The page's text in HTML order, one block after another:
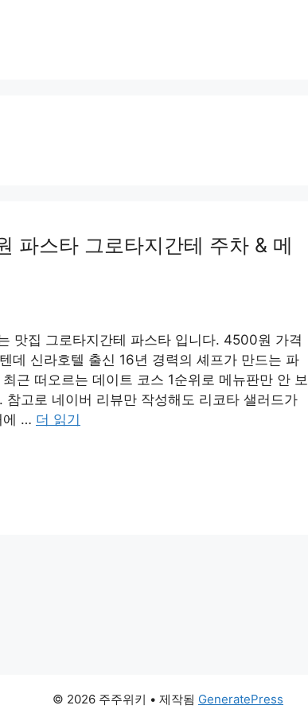
파스타 그로타지간테 주차 & 메
맛집 그로타지간테 파스타 입니다. 4500원 가격
데 신라호텔 출신 16년 경력의 셰프가 만드는 파
근 떠오르는 데이트 코스 1순위로 메뉴판만 안 보
고로 네이버 리뷰만 작성해도 리코타 샐러드가
에 … 더 읽기
© 2026 주주위키 • 제작됨 GeneratePress